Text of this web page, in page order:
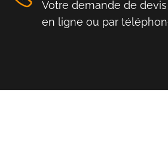
Votre demande de devis
en ligne ou par